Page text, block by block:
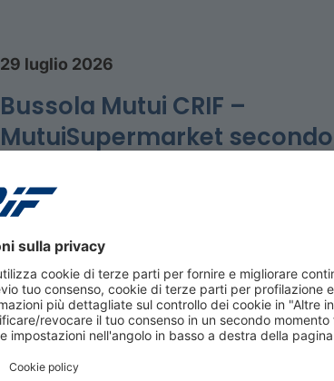
29 luglio 2026
Bussola Mutui CRIF –
MutuiSupermarket secondo